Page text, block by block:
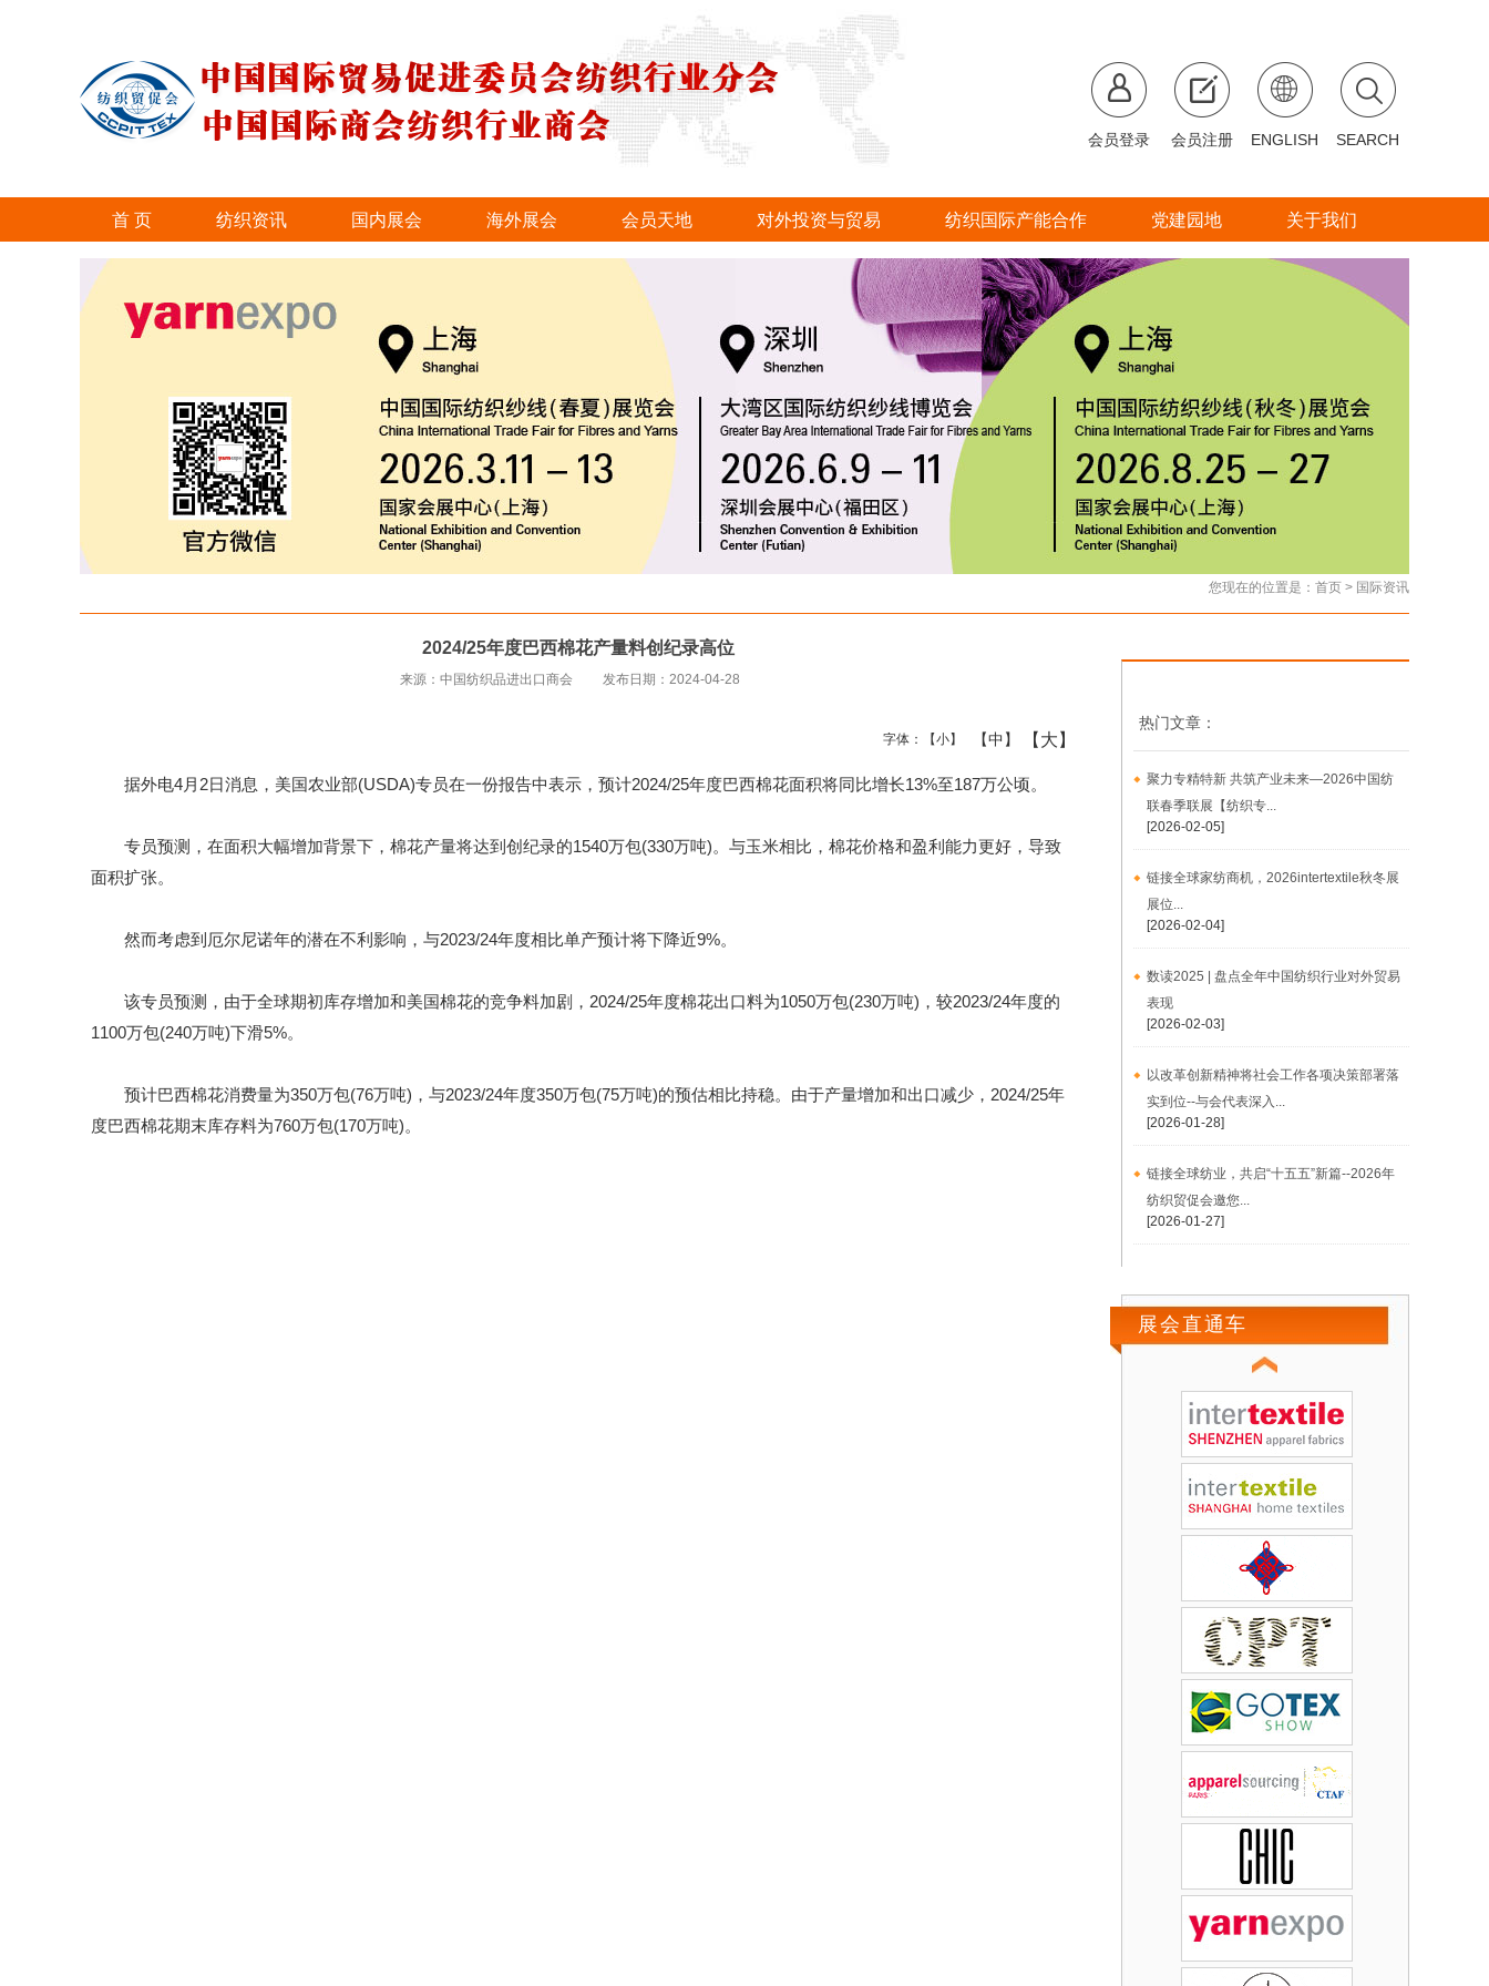
会员登录 会员注册 ENGLISH SEARCH
首 页 纺织资讯 国内展会 海外展会 会员天地 对外投资与贸易 纺织国际产能合作 党建园地 关于我们
您现在的位置是： 首页 > 国际资讯
2024/25年度巴西棉花产量料创纪录高位
来源：中国纺织品进出口商会 发布日期：2024-04-28
字体： 【小】 【中】 【大】
据外电4月2日消息，美国农业部(USDA)专员在一份报告中表示，预计2024/25年度巴西棉花面积将同比增长13%至187万公顷。
专员预测，在面积大幅增加背景下，棉花产量将达到创纪录的1540万包(330万吨)。与玉米相比，棉花价格和盈利能力更好，导致
面积扩张。
然而考虑到厄尔尼诺年的潜在不利影响，与2023/24年度相比单产预计将下降近9%。
该专员预测，由于全球期初库存增加和美国棉花的竞争料加剧，2024/25年度棉花出口料为1050万包(230万吨)，较2023/24年度的
1100万包(240万吨)下滑5%。
预计巴西棉花消费量为350万包(76万吨)，与2023/24年度350万包(75万吨)的预估相比持稳。由于产量增加和出口减少，2024/25年
度巴西棉花期末库存料为760万包(170万吨)。
热门文章：
聚力专精特新 共筑产业未来—2026中国纺
联春季联展【纺织专...
[2026-02-05]
链接全球家纺商机，2026intertextile秋冬展
展位...
[2026-02-04]
数读2025 | 盘点全年中国纺织行业对外贸易
表现
[2026-02-03]
以改革创新精神将社会工作各项决策部署落
实到位--与会代表深入...
[2026-01-28]
链接全球纺业，共启“十五五”新篇--2026年
纺织贸促会邀您...
[2026-01-27]
展会直通车